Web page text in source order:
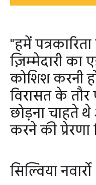
"हमें
ज़िम्मेदारी का
कोशिश करनी
विरासत के तौर
छोड़ना चाहते
करने की प्रेरणा
सिल्विया नवार्रो